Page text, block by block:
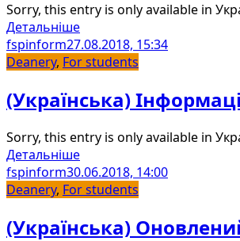
Sorry, this entry is only available in
Детальніше
fspinform27.08.2018, 15:34
Deanery, For students
(Українська)
Sorry, this entry is only available in
Детальніше
fspinform30.06.2018, 14:00
Deanery, For students
(Українська)